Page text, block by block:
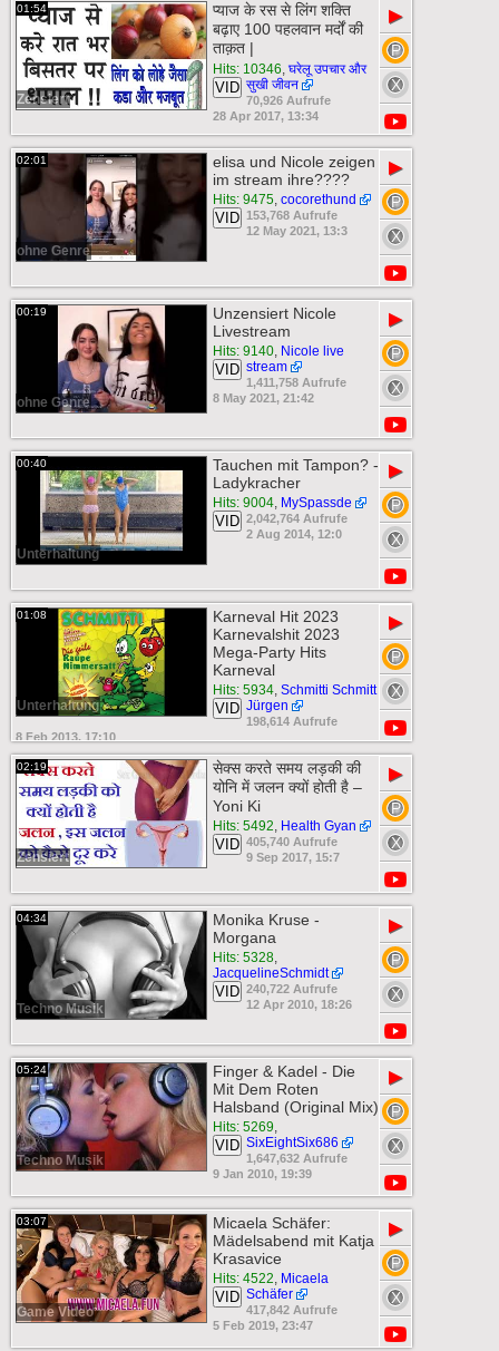
01:54
Zensiert
प्याज के रस से लिंग शक्ति
बढ़ाए 100 पहलवान मर्दों की
ताक़त |
Hits: 10346, घरेलू उपचार और
सुखी जीवन
VID
70,926 Aufrufe
28 Apr 2017, 13:34
▶
02:01
ohne Genre
elisa und Nicole zeigen
im stream ihre????
Hits: 9475, cocorethund
VID 153,768 Aufrufe
12 May 2021, 13:3
▶
00:19
ohne Genre
Unzensiert Nicole
Livestream
Hits: 9140, Nicole live
stream
VID
1,411,758 Aufrufe
8 May 2021, 21:42
▶
00:40
Unterhaltung
Tauchen mit Tampon? -
Ladykracher
Hits: 9004, MySpassde
VID 2,042,764 Aufrufe
2 Aug 2014, 12:0
▶
01:08
Unterhaltung
Karneval Hit 2023
Karnevalshit 2023
Mega-Party Hits
Karneval
Hits: 5934, Schmitti Schmitt
Jürgen
VID
198,614 Aufrufe
8 Feb 2013, 17:10
▶
02:19
Zensiert
सेक्स करते समय लड़की की
योनि में जलन क्यों होती है –
Yoni Ki
Hits: 5492, Health Gyan
VID 405,740 Aufrufe
9 Sep 2017, 15:7
▶
04:34
Techno Musik
Monika Kruse -
Morgana
Hits: 5328,
JacquelineSchmidt
VID 240,722 Aufrufe
12 Apr 2010, 18:26
▶
05:24
Techno Musik
Finger & Kadel - Die
Mit Dem Roten
Halsband (Original Mix)
Hits: 5269,
SixEightSix686
VID
1,647,632 Aufrufe
9 Jan 2010, 19:39
▶
03:07
Game Video
Micaela Schäfer:
Mädelsabend mit Katja
Krasavice
Hits: 4522, Micaela
Schäfer
VID
417,842 Aufrufe
5 Feb 2019, 23:47
▶